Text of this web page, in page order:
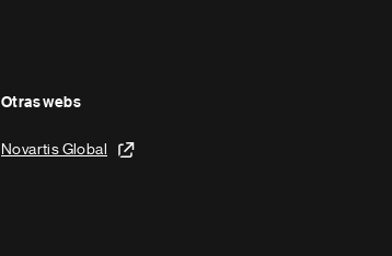
Otras webs
Novartis Global